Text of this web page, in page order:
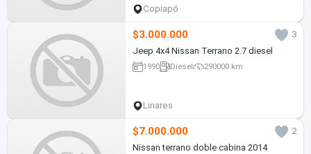
Copiapó
$3.000.000
3
Jeep 4x4 Nissan Terrano 2.7 diesel
1990 Diesel 290000 km
Linares
$7.000.000
2
Nissan terrano doble cabina 2014